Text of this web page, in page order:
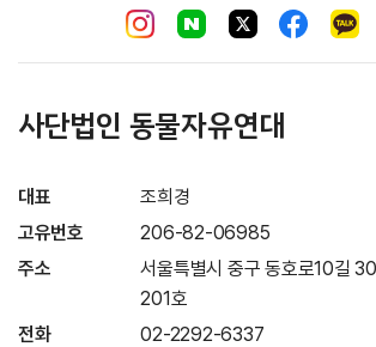
사단법인 동물자유연대
대표
조희경
고유번호
206-82-06985
주소
서울특별시 중구 동호로10길
201호
전화
02-2292-6337